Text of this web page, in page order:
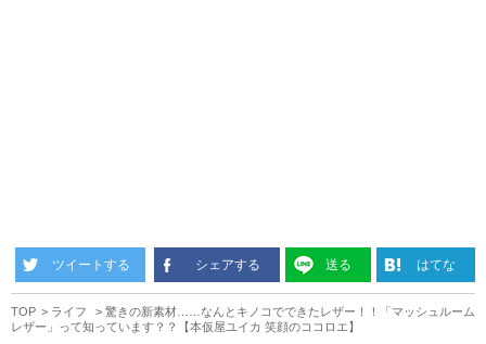
ツイートする シェアする 送る はてな
TOP ライフ
驚きの新素材……なんとキノコでできたレザー！！「マッシュルーム
レザー」って知っています？？【本仮屋ユイカ 笑顔のココロエ】